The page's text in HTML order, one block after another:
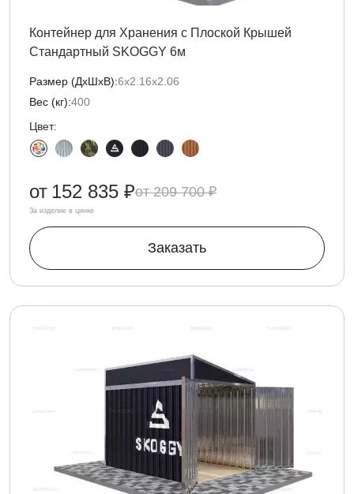
Контейнер для Хранения с Плоской Крышей
Стандартный SKOGGY 6м
Размер (ДxШxВ):6х2.16х2.06
Вес (кг):400
Цвет:
209 700 ₽
от 152 835 ₽
За изделие в цинке
Заказать